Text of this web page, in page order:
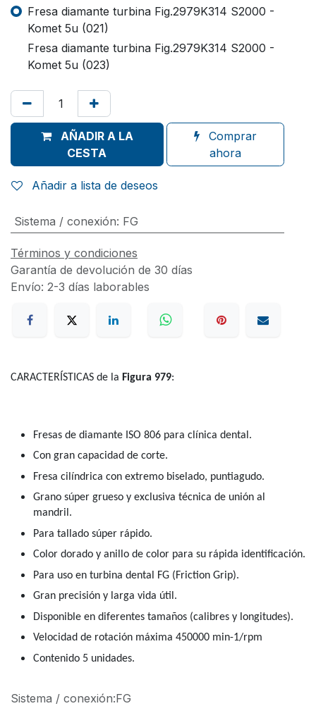
Fresa diamante turbina Fig.2979K314 S2000 -
Komet 5u (021)
Fresa diamante turbina Fig.2979K314 S2000 -
Komet 5u (023)
AÑADIR A LA
CESTA
Comprar
ahora
Añadir a lista de deseos
Sistema / conexión: FG
Términos y condiciones
Garantía de devolución de 30 días
Envío: 2-3 días laborables
CARACTERÍSTICAS de la Figura 979:
Fresas de diamante ISO 806 para clínica dental.
Con gran capacidad de corte.
Fresa cilíndrica con extremo biselado, puntiagudo.
Grano súper grueso y exclusiva técnica de unión al
mandril.
Para tallado súper rápido.
Color dorado y anillo de color para su rápida identificación.
Para uso en turbina dental FG (Friction Grip).
Gran precisión y larga vida útil.
Disponible en diferentes tamaños (calibres y longitudes).
Velocidad de rotación máxima 450000 min-1/rpm
Contenido 5 unidades.
Sistema / conexión:FG